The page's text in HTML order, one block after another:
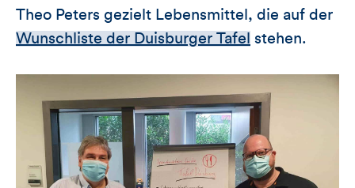
Theo Peters gezielt Lebensmittel, die auf der
Wunschliste der Duisburger Tafel stehen.